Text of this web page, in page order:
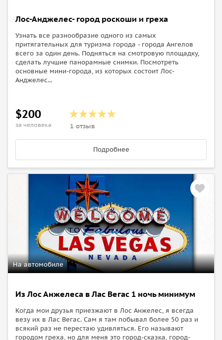
Лос-Анджелес- город роскоши и греха
Узнать все разнообразие одного из самых
притягательных для туризма города - города Ангелов
всего за один день. Подняться на смотровую площадку,
сделать лучшие панорамные снимки. Посмотреть
основные мини-города, из которых состоит Лос-
Анджелес...
$200
за человека 1 отзыв
Подробнее
На автомобиле
Из Лос Анжелеса в Лас Вегас 1 ночь минимум
Когда мои друзья приезжают в Лос Анжелес, я всегда
везу их в Лас Вегас. Сам я там побывал более 50 раз и
всякий раз не перестаю удивляться. Его называют
городом греха, но для меня это город-сказка, город-